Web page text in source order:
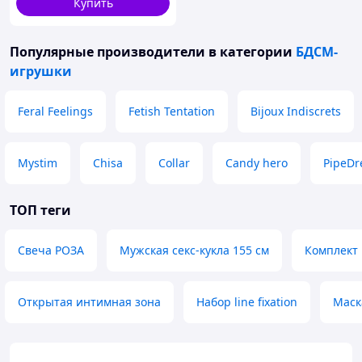
✅ Ваша конфиденциальность — наш приоритет,
✅ Мы предлагаем сервис высочайшего уровня: лично
Популярные производители в категории БДСМ-
игрушки
Feral Feelings Fetish Tentation Bijoux Indiscrets
Mystim Chisa Collar Candy hero
ТОП теги
Свеча РОЗА Мужская секс-кукла 155 см
Открытая интимная зона Набор line fixation